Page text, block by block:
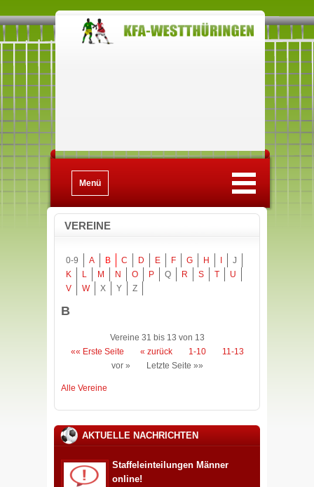
Menü
VEREINE
0-9 A B C D E F G H
J
K
L M N O P Q R S T
U
V
W X Y Z
B
Vereine 31 bis 13 von 13
«« Erste Seite
« zurück 1-10
11-13
vor »
Letzte Seite »»
Alle Vereine
AKTUELLE NACHRICHTEN
Staffeleinteilungen Männer
online!